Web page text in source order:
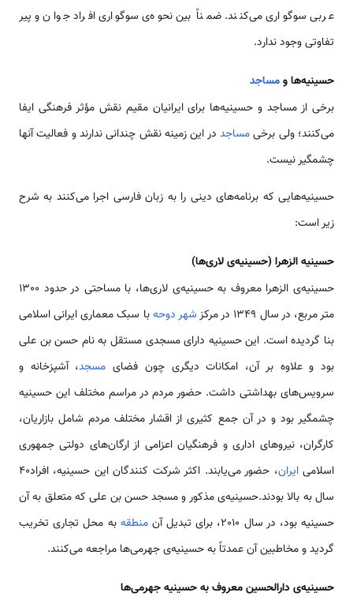
عربی سوگواری می‌کنند. ضمناً بین نحوه‌ی سوگواری افراد جوان و پیر
تفاوتی وجود ندارد.
حسینیه‌ها ومساجد
برخی از مساجد و حسینیه‌ها برای ایرانیان مقیم نقش مؤثر فرهنگی ایفا
می‌کنند؛ ولی برخیمساجد در این زمینه نقش چندانی ندارند و فعالیت آنها
چشمگیر نیست.
حسینیه‌هایی که برنامه‌های دینی را به زبان فارسی اجرا می‌كنند به شرح
زیر است:
حسینیه الزهرا (حسینیه‌ی لاری‌ها)
حسینیه‌ی الزهرا معروف به حسینیه‌ی لاری‌ها، با مساحتی در حدود 1300
متر مربع، در سال 1349 در مرکز
شهر دوحهبا سبک معماری ایرانی اسلامی
بنا گردیده است. این حسینیه دارای مسجدی مستقل به نام حسن بن علی
بود و علاوه بر آن، امکانات دیگری چون فضای مسجد، آشپزخانه و
سرویس‌های بهداشتی داشت. حضور مردم در مراسم مختلف این حسینیه
چشمگیر بود و در آن جمع کثیری از اقشار مختلف مردم شامل بازاریان،
کارگران، نیروهای اداری و فرهنگیان اعزامی از ارگان‌های دولتی جمهوری
اسلامیایران
، حضور می‌یابند. اکثر شرکت کنندگان این حسینیه، افراد40
سال به بالا بودند.حسینیه‌ی مذکور و مسجد حسن بن علی كه متعلق به آن
حسینیه بود، در سال 2010، برای تبدیل آن
منطقه به محل تجاری تخریب
گردید و مخاطبین آن عمدتاً به حسینیه‌ی جهرمی‌ها مراجعه می‌کنند.
حسینیه‌ی دارالحسین معروف به حسینیه جهرمی‌ها